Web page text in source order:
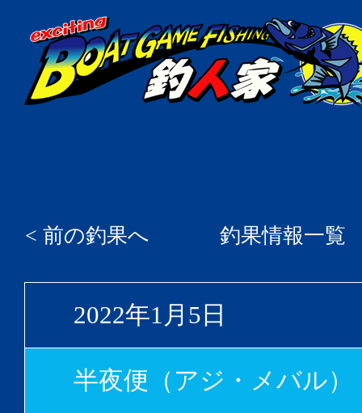
< 前の釣果へ 釣果情報一覧
2022年1月5日
半夜便（アジ・メバル）